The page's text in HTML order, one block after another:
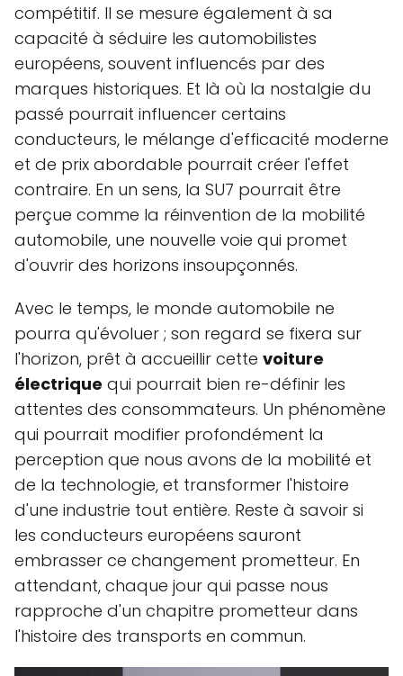
compétitif. Il se mesure également à sa
capacité à séduire les automobilistes
européens, souvent influencés par des
marques historiques. Et là où la nostalgie du
passé pourrait influencer certains
conducteurs, le mélange d'efficacité moderne
et de prix abordable pourrait créer l'effet
contraire. En un sens, la SU7 pourrait être
perçue comme la réinvention de la mobilité
automobile, une nouvelle voie qui promet
d'ouvrir des horizons insoupçonnés.
Avec le temps, le monde automobile ne
pourra qu'évoluer ; son regard se fixera sur
l'horizon, prêt à accueillir cette voiture
électrique qui pourrait bien re-définir les
attentes des consommateurs. Un phénomène
qui pourrait modifier profondément la
perception que nous avons de la mobilité et
de la technologie, et transformer l'histoire
d'une industrie tout entière. Reste à savoir si
les conducteurs européens sauront
embrasser ce changement prometteur. En
attendant, chaque jour qui passe nous
rapproche d'un chapitre prometteur dans
l'histoire des transports en commun.